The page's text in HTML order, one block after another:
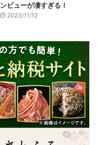
ンビューが凄すぎる！
2023/11/12